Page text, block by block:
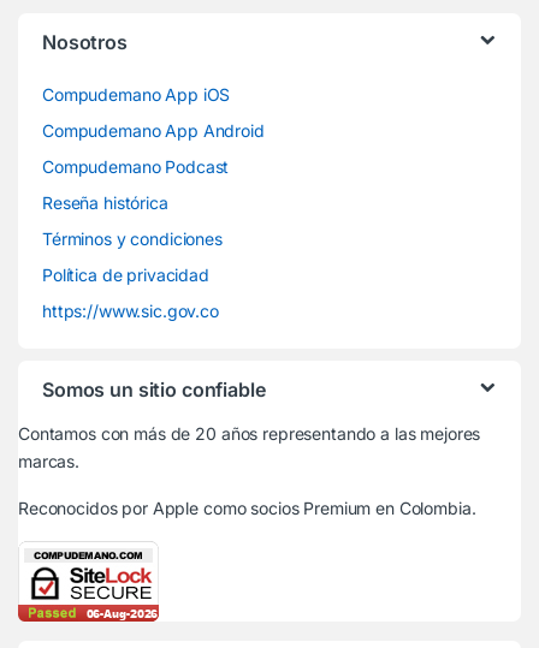
Nosotros
Compudemano App iOS
Compudemano App Android
Compudemano Podcast
Reseña histórica
Términos y condiciones
Política de privacidad
https://www.sic.gov.co
Somos un sitio confiable
Contamos con más de 20 años representando a las mejores
marcas.
Reconocidos por Apple como socios Premium en Colombia.